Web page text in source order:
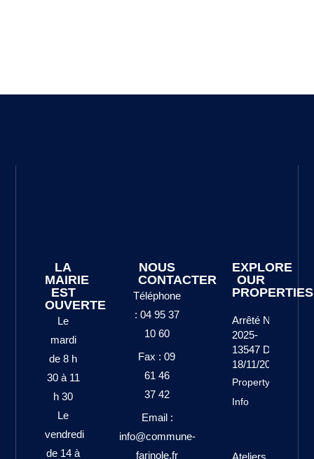
LA
MAIRIE
EST
OUVERTE
Le
mardi
de 8 h
30 à 11
h 30
Le
vendredi
de 14 à
NOUS
CONTACTER
Téléphone
: 04 95 37
10 60
Fax : 09
61 46
37 42
Email :
info@commune-
farinole.fr
EXPLORE
OUR
PROPERTIES
Arrêté N°
2025-
13547 Du
18/11/2025
Property
Info
Ateliers